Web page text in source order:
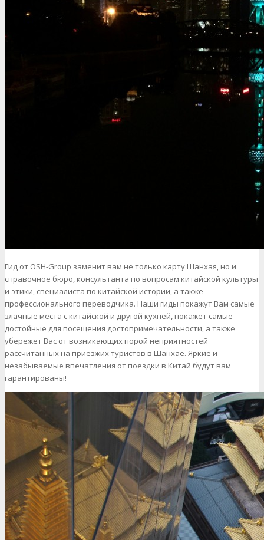
Гид от OSH-Group заменит вам не только карту Шанхая, но и
справочное бюро, консультанта по вопросам китайской культуры
и этики, специалиста по китайской истории, а также
профессионального переводчика. Наши гиды покажут Вам самые
злачные места с китайской и другой кухней, покажет самые
достойные для посещения достопримечательности, а также
убережет Вас от возникающих порой неприятностей
рассчитанных на приезжих туристов в Шанхае. Яркие и
незабываемые впечатления от поездки в Китай будут вам
гарантированы!